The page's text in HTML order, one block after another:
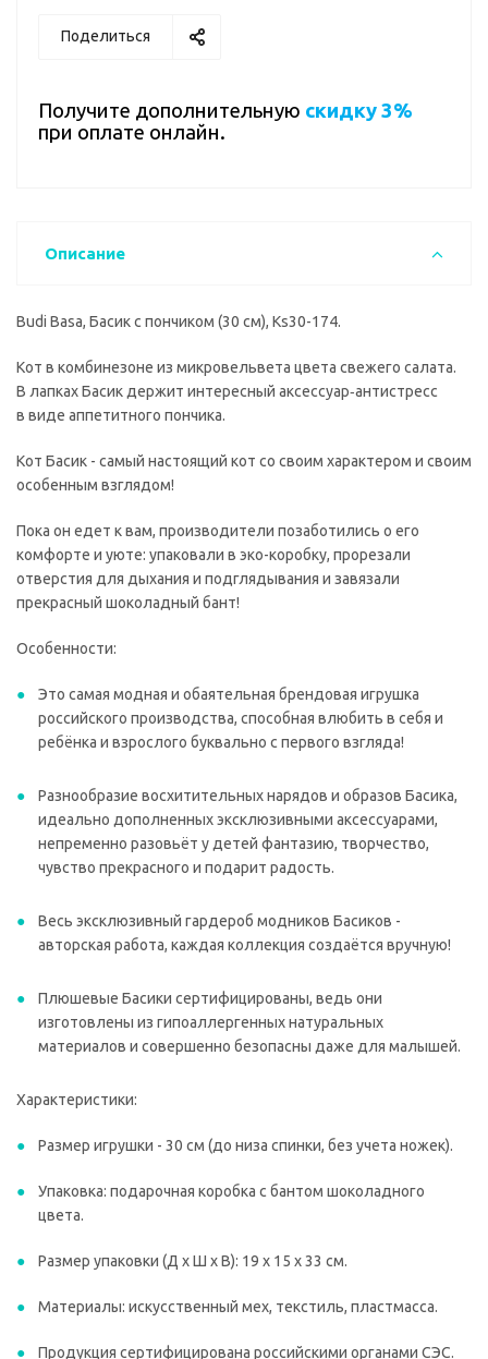
Поделиться
Получите дополнительную скидку 3%
при оплате онлайн.
Описание
Budi Basa, Басик с пончиком (30 см), Ks30-174.
Кот в комбинезоне из микровельвета цвета свежего салата.
В лапках Басик держит интересный аксессуар‑антистресс
в виде аппетитного пончика.
Кот Басик - самый настоящий кот со своим характером и своим
особенным взглядом!
Пока он едет к вам, производители позаботились о его
комфорте и уюте: упаковали в эко-коробку, прорезали
отверстия для дыхания и подглядывания и завязали
прекрасный шоколадный бант!
Особенности:
Это самая модная и обаятельная брендовая игрушка
российского производства, способная влюбить в себя и
ребёнка и взрослого буквально с первого взгляда!
Разнообразие восхитительных нарядов и образов Басика,
идеально дополненных эксклюзивными аксессуарами,
непременно разовьёт у детей фантазию, творчество,
чувство прекрасного и подарит радость.
Весь эксклюзивный гардероб модников Басиков -
авторская работа, каждая коллекция создаётся вручную!
Плюшевые Басики сертифицированы, ведь они
изготовлены из гипоаллергенных натуральных
материалов и совершенно безопасны даже для малышей.
Характеристики:
Размер игрушки - 30 см (до низа спинки, без учета ножек).
Упаковка: подарочная коробка с бантом шоколадного
цвета.
Размер упаковки (Д х Ш х В): 19 х 15 х 33 см.
Материалы: искусственный мех, текстиль, пластмасса.
Продукция сертифицирована российскими органами СЭС.